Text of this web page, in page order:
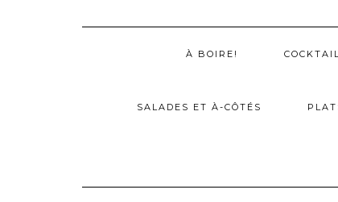
À BOIRE!
SALADES ET À-CÔTÉS